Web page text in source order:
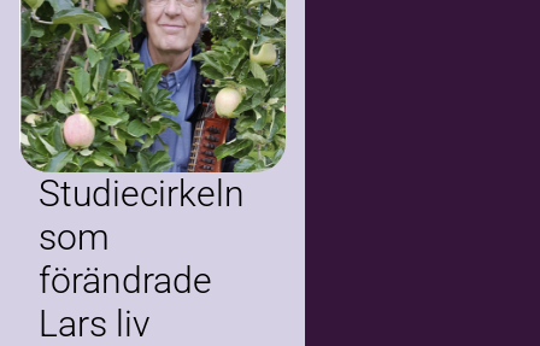
Studiecirkeln
som
förändrade
Lars liv